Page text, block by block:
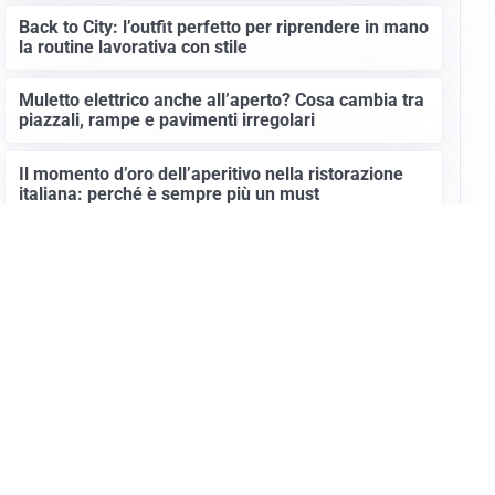
Back to City: l’outfit perfetto per riprendere in mano
la routine lavorativa con stile
Muletto elettrico anche all’aperto? Cosa cambia tra
piazzali, rampe e pavimenti irregolari
Il momento d’oro dell’aperitivo nella ristorazione
italiana: perché è sempre più un must